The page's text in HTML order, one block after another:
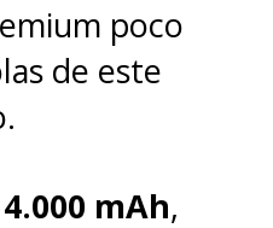
poco
de este
4.000 mAh,